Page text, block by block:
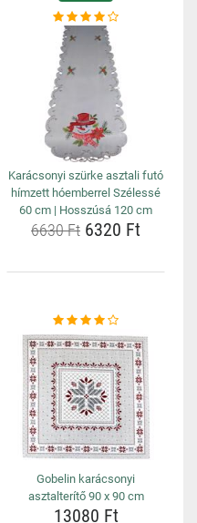
Karácsonyi szürke asztali futó
hímzett hóemberrel Szélessé
60 cm | Hosszúsá 120 cm
6630 Ft 6320 Ft
Gobelin karácsonyi
asztalterítő 90 x 90 cm
13080 Ft